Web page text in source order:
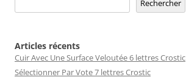
Rechercher
Articles récents
Cuir Avec Une Surface Veloutée 6 lettres Crostic
Sélectionner Par Vote 7 lettres Crostic